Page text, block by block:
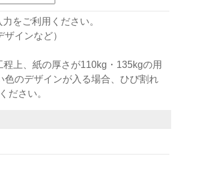
をご利用ください。
インなど）
上、紙の厚さが110kg・135kgの用
のデザインが入る場合、ひび割れ
ださい。